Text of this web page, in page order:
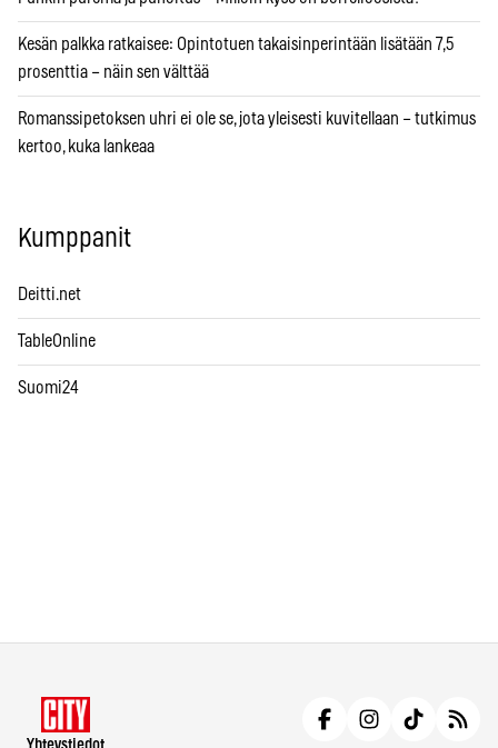
Kesän palkka ratkaisee: Opintotuen takaisinperintään lisätään 7,5
prosenttia – näin sen välttää
Romanssipetoksen uhri ei ole se, jota yleisesti kuvitellaan – tutkimus
kertoo, kuka lankeaa
Kumppanit
Deitti.net
TableOnline
Suomi24